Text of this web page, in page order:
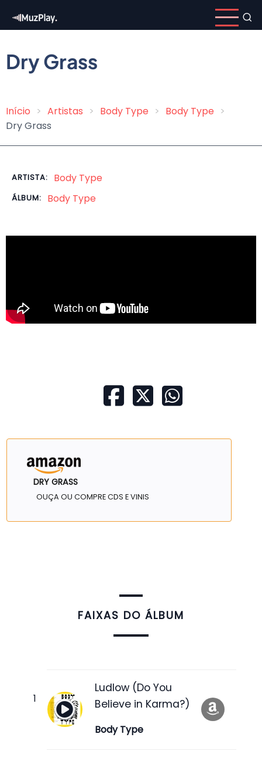
para
conteúdo
principal
Dry Grass
Trilha
Início Artistas Body Type
Body Type
Dry Grass
ARTISTA: Body Type
ÁLBUM: Body Type
DRY GRASS
OUÇA OU COMPRE CDS E VINIS
FAIXAS DO ÁLBUM
Ludlow (Do You
Believe in Karma?)
Body Type